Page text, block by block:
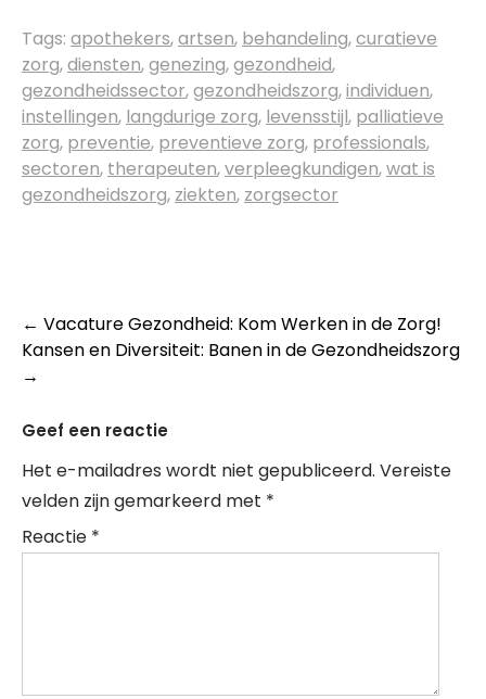
Tags: apothekers,artsen, behandeling,curatieve
zorg,diensten,genezing,gezondheid,
gezondheidssector,gezondheidszorg,individuen,
instellingen, langdurige zorg, levensstijl, palliatieve
zorg, preventie, preventieve zorg, professionals,
sectoren, therapeuten,verpleegkundigen,wat is
gezondheidszorg, ziekten, zorgsector
Post
navigation
← Vacature Gezondheid: Kom Werken in de Zorg!
Kansen en Diversiteit: Banen in de Gezondheidszorg
→
Geef een reactie
Het e-mailadres wordt niet gepubliceerd. Vereiste
velden zijn gemarkeerd met *
Reactie *